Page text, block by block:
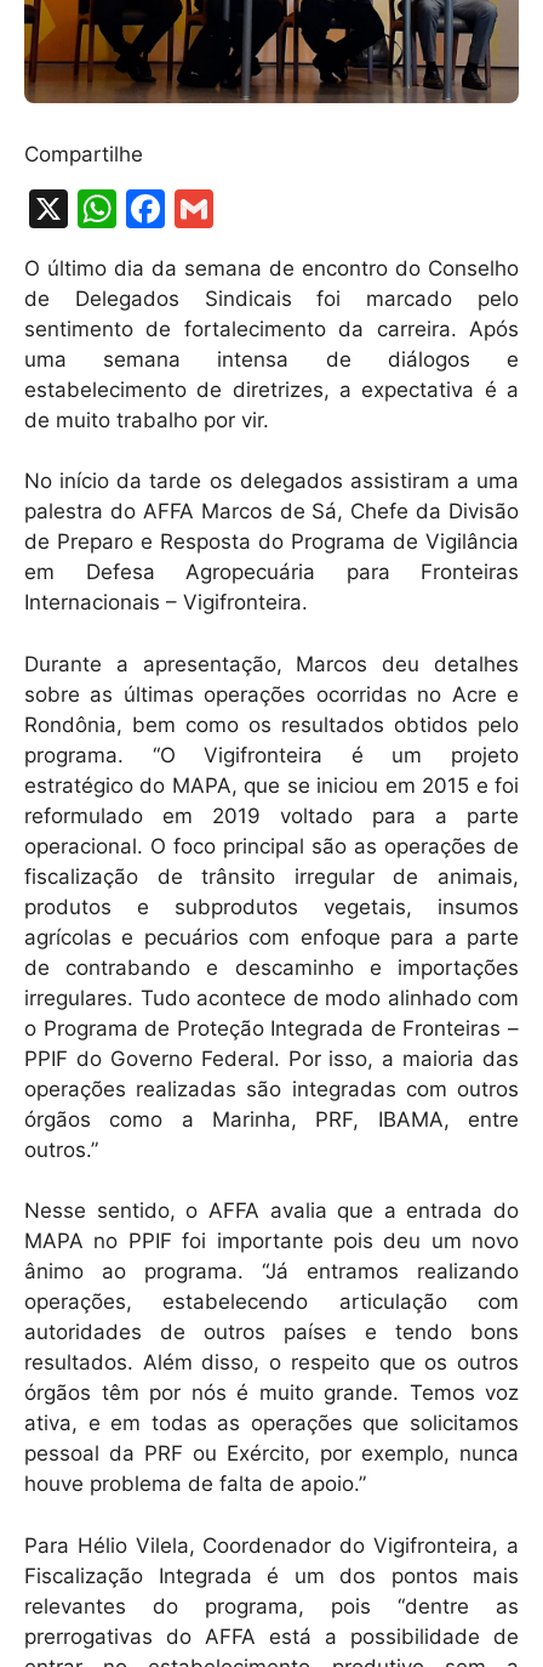
Compartilhe
X
W
h
at
s
A
p
p
F
c
e
b
o
o
k
ai
l
O último dia da semana de encontro do Conselho
de Delegados Sindicais foi marcado pelo
sentimento de fortalecimento da carreira. Após
uma semana intensa de diálogos e
estabelecimento de diretrizes, a expectativa é a
de muito trabalho por vir.
No início da tarde os delegados assistiram a uma
palestra do AFFA Marcos de Sá, Chefe da Divisão
de Preparo e Resposta do Programa de Vigilância
em Defesa Agropecuária para Fronteiras
Internacionais – Vigifronteira.
Durante a apresentação, Marcos deu detalhes
sobre as últimas operações ocorridas no Acre e
Rondônia, bem como os resultados obtidos pelo
programa. “O Vigifronteira é um projeto
estratégico do MAPA, que se iniciou em 2015 e foi
reformulado em 2019 voltado para a parte
operacional. O foco principal são as operações de
fiscalização de trânsito irregular de animais,
produtos e subprodutos vegetais, insumos
agrícolas e pecuários com enfoque para a parte
de contrabando e descaminho e importações
irregulares. Tudo acontece de modo alinhado com
o Programa de Proteção Integrada de Fronteiras –
PPIF do Governo Federal. Por isso, a maioria das
operações realizadas são integradas com outros
órgãos como a Marinha, PRF, IBAMA, entre
outros.”
Nesse sentido, o AFFA avalia que a entrada do
MAPA no PPIF foi importante pois deu um novo
ânimo ao programa. “Já entramos realizando
operações, estabelecendo articulação com
autoridades de outros países e tendo bons
resultados. Além disso, o respeito que os outros
órgãos têm por nós é muito grande. Temos voz
ativa, e em todas as operações que solicitamos
pessoal da PRF ou Exército, por exemplo, nunca
houve problema de falta de apoio.”
Para Hélio Vilela, Coordenador do Vigifronteira, a
Fiscalização Integrada é um dos pontos mais
relevantes do programa, pois “dentre as
prerrogativas do AFFA está a possibilidade de